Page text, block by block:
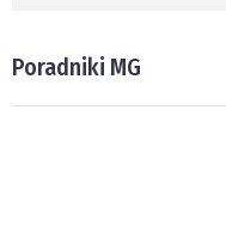
Poradniki MG